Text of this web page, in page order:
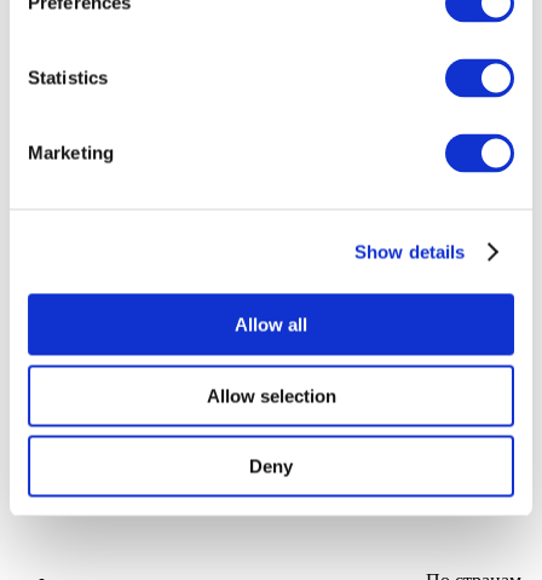
Statistics
Marketing
Show details
Allow all
Allow selection
Deny
Творческий вечер
Наше спецпредложение
Применить